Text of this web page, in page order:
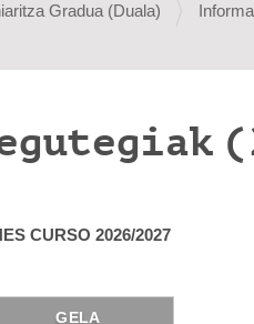
Gradua (Duala)
CURSO 2026/2027
GELA